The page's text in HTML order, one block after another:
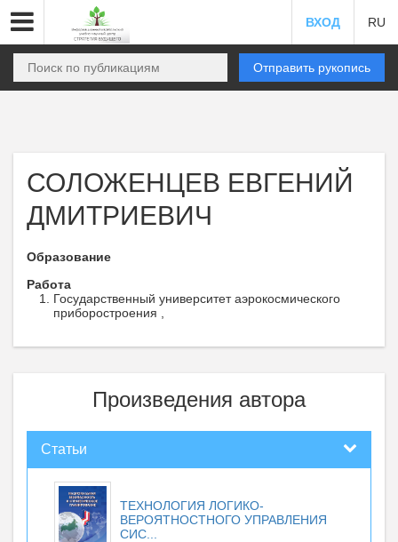
ВХОД RU
Отправить рукопись
СОЛОЖЕНЦЕВ ЕВГЕНИЙ
ДМИТРИЕВИЧ
Образование
Работа
Государственный университет аэрокосмического
приборостроения ,
Произведения автора
Статьи
ТЕХНОЛОГИЯ ЛОГИКО-
ВЕРОЯТНОСТНОГО УПРАВЛЕНИЯ
СИС...